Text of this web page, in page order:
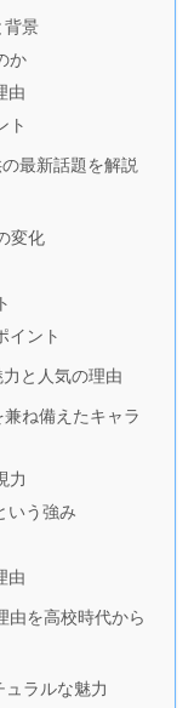
背景
か
由
ト
最新話題を解説
変化
イント
と人気の理由
ね備えたキャラ
力
いう強み
由
由を高校時代から
ラルな魅力